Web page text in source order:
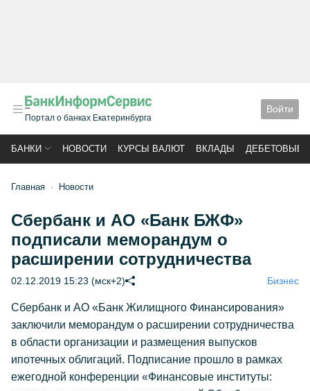
Портал о банках Екатеринбурга
Войти
БАНКИ НОВОСТИ КУРСЫ ВАЛЮТ ВКЛАДЫ ДЕБЕТОВЫЕ
Главная Новости
Сбербанк и АО «Банк БЖФ»
подписали меморандум о
расширении сотрудничества
02.12.2019 15:23 (мск+2) Бизнес
Сбербанк и АО «Банк Жилищного Финансирования»
заключили меморандум о расширении сотрудничества
в области организации и размещения выпусков
ипотечных облигаций. Подписание прошло в рамках
ежегодной конференции «Финансовые институты: